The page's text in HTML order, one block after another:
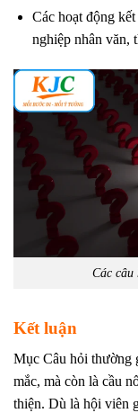
Các hoạt động
nghiệp nhân văn,
Các
Kết luận
Mục Câu hỏi thường
mắc, mà còn là cầu
thiện. Dù là hội viên